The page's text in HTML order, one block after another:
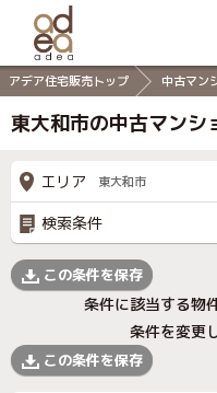
アデア住宅販売トップ 中古マン
東大和市の中古マンシ
エリア 東大和市
検索条件
この条件を保存
条件に該当する物
条件を変更
この条件を保存